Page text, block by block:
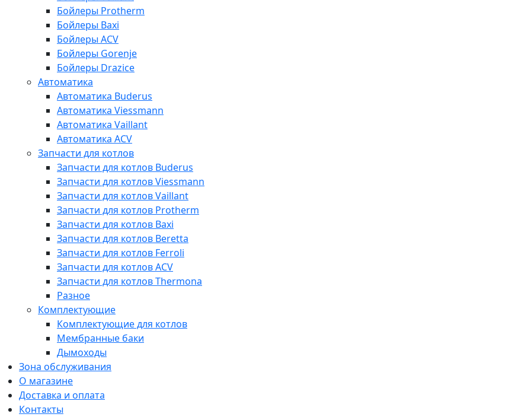
Бойлеры Protherm
Бойлеры Baxi
Бойлеры ACV
Бойлеры Gorenje
Бойлеры Drazice
Автоматика
Автоматика Buderus
Автоматика Viessmann
Автоматика Vaillant
Автоматика ACV
Запчасти для котлов
Запчасти для котлов Buderus
Запчасти для котлов Viessmann
Запчасти для котлов Vaillant
Запчасти для котлов Protherm
Запчасти для котлов Baxi
Запчасти для котлов Beretta
Запчасти для котлов Ferroli
Запчасти для котлов ACV
Запчасти для котлов Thermona
Разное
Комплектующие
Комплектующие для котлов
Мембранные баки
Дымоходы
Зона обслуживания
О магазине
Доставка и оплата
Контакты